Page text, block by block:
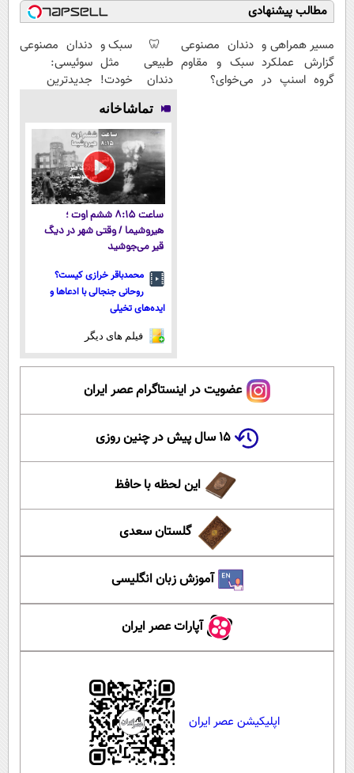
مطالب پیشنهادی
مسیر همراهی و
گزارش عملکرد
گروه اسنپ در
دندان مصنوعی
سبک و مقاوم
می‌خوای؟
🦷 سبک و
طبیعی مثل
دندان خودت!
نصب آسان و
پرداخت
اقساطی 💳 📍
تهران
دندان مصنوعی
سوئیسی:
جدیدترین
پرداخت قسطی
تماشاخانه
ساعت ۸:۱۵ ششم اوت ؛
هیروشیما / وقتی شهر در دیگ
قیر می‌جوشید
محمدباقر خرازی کیست؟
روحانی جنجالی با ادعاها و
ایده‌های تخیلی
فیلم های دیگر
عضویت در اینستاگرام عصر ایران
۱۵ سال پیش در چنین روزی
این لحظه با حافظ
گلستان سعدی
آموزش زبان انگلیسی
آپارات عصر ایران
اپلیکیشن عصر ایران